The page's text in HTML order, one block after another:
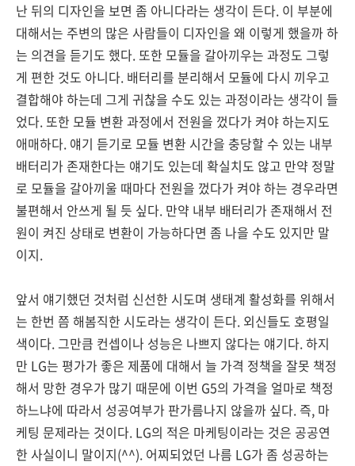
난 뒤의 디자인을 보면 좀 아니다라는 생각이 든다. 이 부분에
대해서는 주변의 많은 사람들이 디자인을 왜 이렇게 했을까 하
는 의견을 듣기도 했다. 또한 모듈을 갈아끼우는 과정도 그렇
게 편한 것도 아니다. 배터리를 분리해서 모듈에 다시 끼우고
결합해야 하는데 그게 귀찮을 수도 있는 과정이라는 생각이 들
었다. 또한 모듈 변환 과정에서 전원을 껐다가 켜야 하는지도
애매하다. 얘기 듣기로 모듈 변환 시간을 충당할 수 있는 내부
배터리가 존재한다는 얘기도 있는데 확실치도 않고 만약 정말
로 모듈을 갈아끼울 때마다 전원을 껐다가 켜야 하는 경우라면
불편해서 안쓰게 될 듯 싶다. 만약 내부 배터리가 존재해서 전
원이 켜진 상태로 변환이 가능하다면 좀 나을 수도 있지만 말
이지.
앞서 얘기했던 것처럼 신선한 시도며 생태계 활성화를 위해서
는 한번 쯤 해봄직한 시도라는 생각이 든다. 외신들도 호평일
색이다. 그만큼 컨셉이나 성능은 나쁘지 않다는 얘기다. 하지
만 LG는 평가가 좋은 제품에 대해서 늘 가격 정책을 잘못 책정
해서 망한 경우가 많기 때문에 이번 G5의 가격을 얼마로 책정
하느냐에 따라서 성공여부가 판가름나지 않을까 싶다. 즉, 마
케팅 문제라는 것이다. LG의 적은 마케팅이라는 것은 공공연
한 사실이니 말이지(^^). 어찌되었던 나름 LG가 좀 성공하는